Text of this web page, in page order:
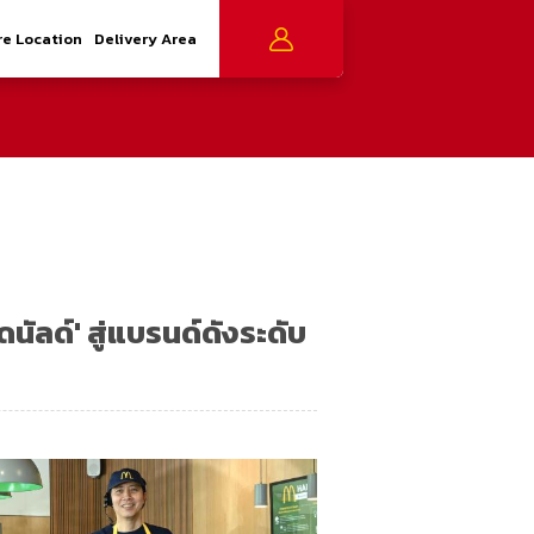
Location Delivery Area
นัลด์' สู่แบรนด์ดังระดับ